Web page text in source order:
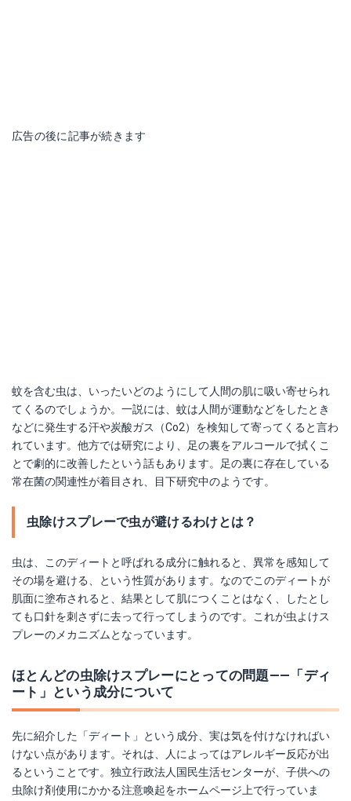
広告の後に記事が続きます
蚊を含む虫は、いったいどのようにして人間の肌に吸い寄せられ
てくるのでしょうか。一説には、蚊は人間が運動などをしたとき
などに発生する汗や炭酸ガス（Co2）を検知して寄ってくると言わ
れています。他方では研究により、足の裏をアルコールで拭くこ
とで劇的に改善したという話もあります。足の裏に存在している
常在菌の関連性が着目され、目下研究中のようです。
虫除けスプレーで虫が避けるわけとは？
虫は、このディートと呼ばれる成分に触れると、異常を感知して
その場を避ける、という性質があります。なのでこのディートが
肌面に塗布されると、結果として肌につくことはなく、したとし
ても口針を刺さずに去って行ってしまうのです。これが虫よけス
プレーのメカニズムとなっています。
ほとんどの虫除けスプレーにとっての問題――「ディ
ート」という成分について
先に紹介した「ディート」という成分、実は気を付けなければい
けない点があります。それは、人によってはアレルギー反応が出
るということです。独立行政法人国民生活センターが、子供への
虫除け剤使用にかかる注意喚起をホームページ上で行っていま